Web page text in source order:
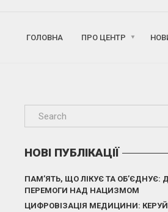
ГОЛОВНА ПРО ЦЕНТР
НОВІ ПУБЛІКАЦІЇ
ПАМ’ЯТЬ, ЩО ЛІКУЄ ТА ОБ’ЄДНУЄ:
ПЕРЕМОГИ НАД НАЦИЗМОМ
ЦИФРОВІЗАЦІЯ МЕДИЦИНИ: